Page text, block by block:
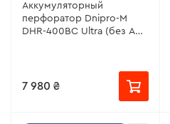
Аккумуляторный
перфоратор Dnipro-M
DHR-400BC Ultra (без АКБ
7 980 ₴